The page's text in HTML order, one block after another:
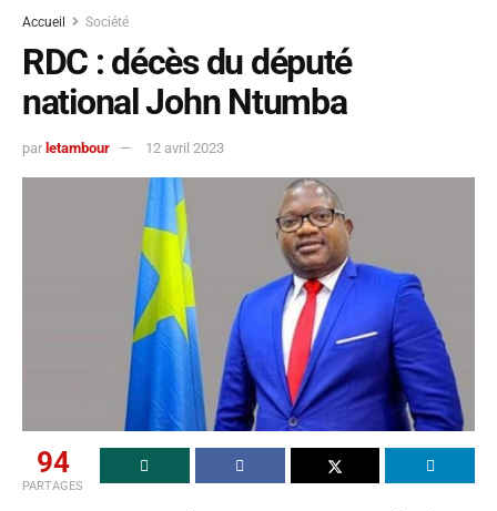
Accueil Société
RDC : décès du député
national John Ntumba
par letambour 12 avril 2023
94
PARTAGES